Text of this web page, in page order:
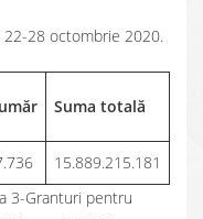
22-28 octombrie 2020.
Suma totală
15.889.215.181
3-Granturi pentru